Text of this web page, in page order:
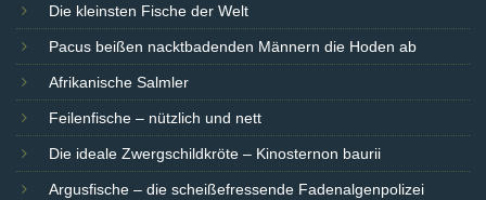
Die kleinsten Fische der Welt
Pacus beißen nacktbadenden Männern die Hoden ab
Afrikanische Salmler
Feilenfische – nützlich und nett
Die ideale Zwergschildkröte – Kinosternon baurii
Argusfische – die scheißefressende Fadenalgenpolizei